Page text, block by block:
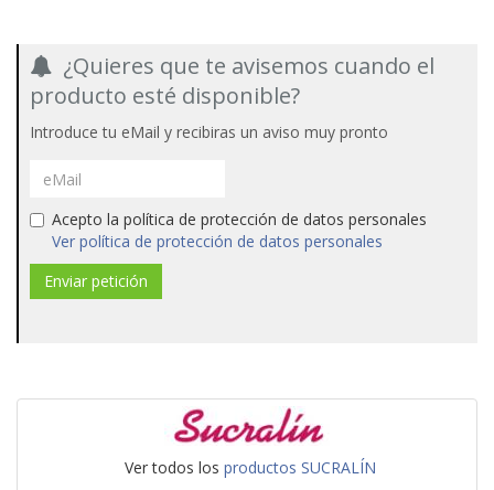
¿Quieres que te avisemos cuando el
producto esté disponible?
Introduce tu eMail y recibiras un aviso muy pronto
Acepto la política de protección de datos personales
Ver política de protección de datos personales
Ver todos los productos SUCRALÍN